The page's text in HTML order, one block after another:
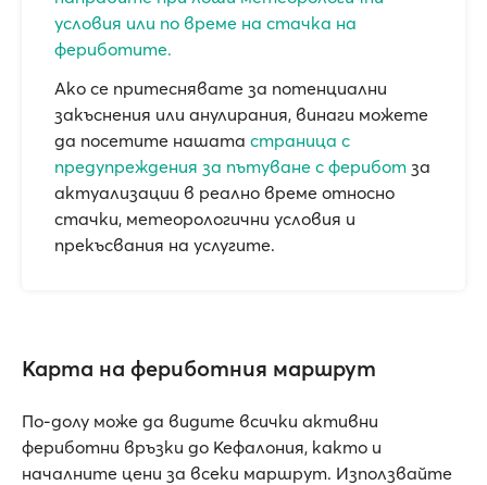
условия или по време на стачка на
фериботите.
Ако се притеснявате за потенциални
закъснения или анулирания, винаги можете
да посетите нашата страница с
предупреждения за пътуване с ферибот за
актуализации в реално време относно
стачки, метеорологични условия и
прекъсвания на услугите.
Карта на фериботния маршрут
По-долу може да видите всички активни
фериботни връзки до Кефалония, както и
началните цени за всеки маршрут. Използвайте